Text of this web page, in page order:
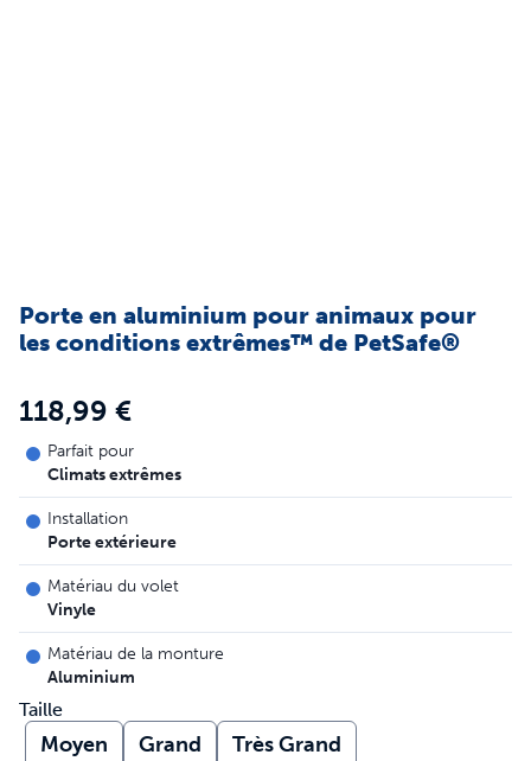
Porte en aluminium pour animaux pour
les conditions extrêmes™ de PetSafe®
118,99 €
Parfait pour
Climats extrêmes
Installation
Porte extérieure
Matériau du volet
Vinyle
Matériau de la monture
Aluminium
Taille
Moyen Grand Très Grand